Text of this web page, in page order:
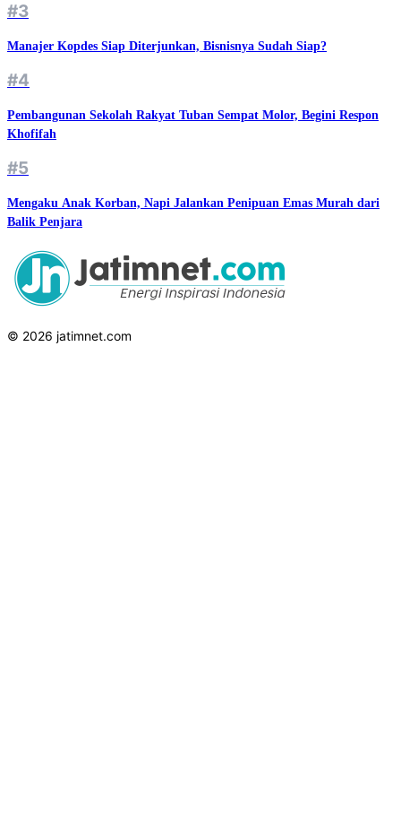
#3
Manajer Kopdes Siap Diterjunkan, Bisnisnya Sudah Siap?
#4
Pembangunan Sekolah Rakyat Tuban Sempat Molor, Begini Respon
Khofifah
#5
Mengaku Anak Korban, Napi Jalankan Penipuan Emas Murah dari
Balik Penjara
© 2026 jatimnet.com